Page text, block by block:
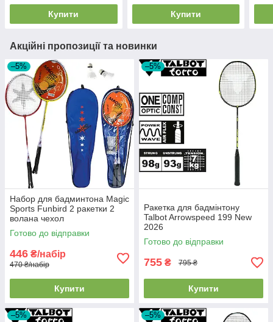
Купити Купити
Акційні пропозиції та новинки
–5%
Набор для бадминтона Magic
Sports Funbird 2 ракетки 2
волана чехол
Готово до відправки
446 ₴/набір
470 ₴/набір
Купити
–5%
Ракетка для бадмінтону
Talbot Arrowspeed 199 New
2026
Готово до відправки
755 ₴ 795 ₴
Купити
–5% –5%